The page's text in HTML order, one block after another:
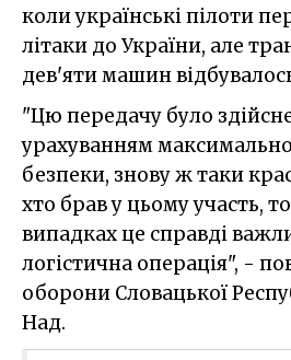
коли українські пілоти
літаки до України, але
дев'яти машин
"Цю передачу було
урахуванням
безпеки, знову ж таки
хто брав у цьому участь,
випадках це справді
логістична операція", -
оборони Словацької
Над.